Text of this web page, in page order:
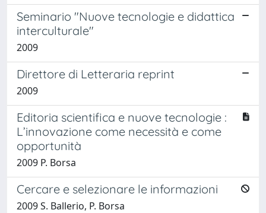
Seminario "Nuove tecnologie e didattica
interculturale"
2009
Direttore di Letteraria reprint
2009
Editoria scientifica e nuove tecnologie :
L’innovazione come necessità e come
opportunità
2009 P. Borsa
Cercare e selezionare le informazioni
2009 S. Ballerio, P. Borsa